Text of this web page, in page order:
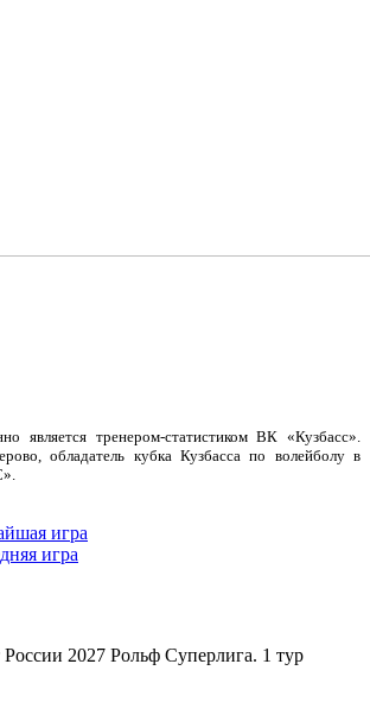
является тренером-статистиком ВК «Кузбасс».
обладатель кубка Кузбасса по волейболу в
игра
игра
2027 Рольф Суперлига. 1 тур